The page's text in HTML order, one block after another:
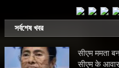
সর্বশেষ খবর
सीएम ममता
सीएम के